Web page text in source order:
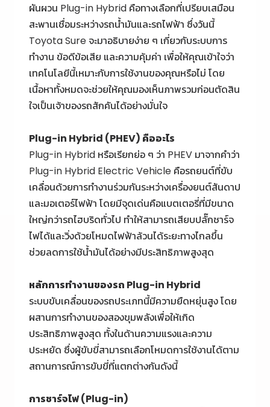
ผันผวน Plug-in Hybrid คือทางเลือกที่เปรียบเสมือน
สะพานเชื่อมระหว่างรถน้ำมันและรถไฟฟ้า ซึ่งวันนี้
Toyota Sure จะมาอธิบายง่าย ๆ เกี่ยวกับระบบการ
ทำงาน ข้อดีข้อเสีย และความคุ้มค่า เพื่อให้คุณเข้าใจว่า
เทคโนโลยีนี้เหมาะกับการใช้งานของคุณหรือไม่ โดย
เนื้อหาทั้งหมดจะช่วยให้คุณมองเห็นภาพรวมก่อนตัดสิน
ใจเป็นเจ้าของรถสักคันได้อย่างมั่นใจ
Plug-in Hybrid (PHEV) คืออะไร
Plug-in Hybrid หรือเรียกย่อ ๆ ว่า PHEV มาจากคำว่า
Plug-in Hybrid Electric Vehicle คือรถยนต์ที่ขับ
เคลื่อนด้วยการทำงานร่วมกันระหว่างเครื่องยนต์สันดาป
และมอเตอร์ไฟฟ้า โดยมีจุดเด่นคือแบตเตอรี่ที่มีขนาด
ใหญ่กว่ารถไฮบริดทั่วไป ทำให้สามารถเสียบปลั๊กชาร์จ
ไฟได้และวิ่งด้วยโหมดไฟฟ้าล้วนได้ระยะทางไกลขึ้น
ช่วยลดการใช้น้ำมันได้อย่างมีประสิทธิภาพสูงสุด
หลักการทำงานของรถ Plug-in Hybrid
ระบบขับเคลื่อนของรถประเภทนี้มีความยืดหยุ่นสูง โดย
ผสานการทำงานของสองขุมพลังเพื่อให้เกิด
ประสิทธิภาพสูงสุด ทั้งในด้านความแรงและความ
ประหยัด ซึ่งผู้ขับขี่สามารถเลือกโหมดการใช้งานได้ตาม
สถานการณ์การขับขี่ที่แตกต่างกันดังนี้
การชาร์จไฟ (Plug-in)